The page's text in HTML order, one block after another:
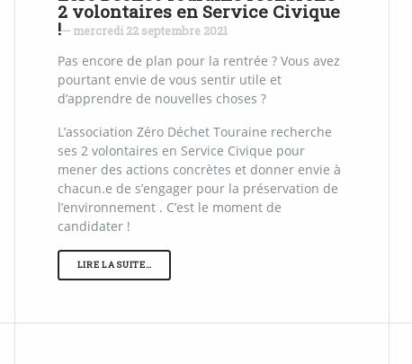
2 volontaires en Service Civique
!— mercredi 22 septembre 2021
Pas encore de plan pour la rentrée ? Vous avez
pourtant envie de vous sentir utile et
d’apprendre de nouvelles choses ?
L’association Zéro Déchet Touraine recherche
ses 2 volontaires en Service Civique pour
mener des actions concrètes et donner envie à
chacun.e de s’engager pour la préservation de
l’environnement . C’est le moment de
candidater !
LIRE LA SUITE…